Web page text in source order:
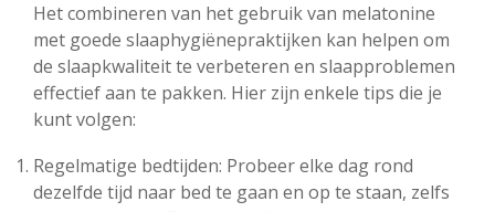
Het combineren van het gebruik van melatonine
met goede slaaphygiënepraktijken kan helpen om
de slaapkwaliteit te verbeteren en slaapproblemen
effectief aan te pakken. Hier zijn enkele tips die je
kunt volgen:
Regelmatige bedtijden: Probeer elke dag rond
dezelfde tijd naar bed te gaan en op te staan, zelfs